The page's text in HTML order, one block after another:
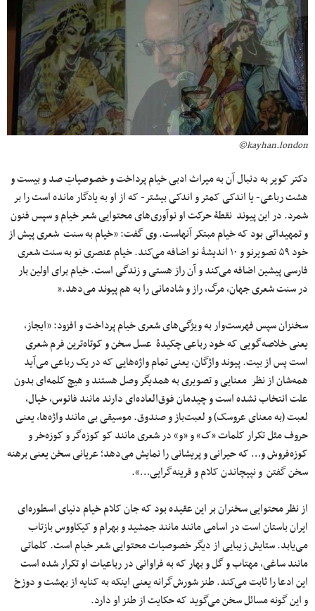
kayhan.london©
دکتر کویر به دنبال آن به میراث ادبی خیام پرداخت و خصوصیاتِ صد و بیست و
هشت رباعی- یا اندکی کمتر و اندکی بیشتر- که از او به یادگار مانده است را بر
شمرد. در این پیوند نقطۀ حرکت او نوآوری‌های محتوایی شعر خیام و سپس فنون
و تمهیداتی بود که خیام مبتکر آنهاست. وی گفت: «خیام به سنت شعری پیش از
خود ۵۹ تصویرنو و ۱۰ اندیشۀ نو اضافه می‌کند. خیام عنصری نو به سنت شعری
فارسی پیشین اضافه می‌کند و آن راز هستی و زندگی است. خیام برای اولین بار
در سنت شعری جهان، مرگ، راز و شادمانی را به هم پیوند می‌دهد.”
سخنزان سپس فهرست‌وار به ویژگی‌های شعری خیام پرداخت و افزود: «ایجاز،
یعنی خلاصه‌گویی که خود رباعی چکیدۀ عسل سخن و کوتاه‌ترین فرم شعری
است پس از بیت. پیوند واژگان، یعنی تمام واژه‌هایی که در یک رباعی می‌آید
همه‌شان از نظر معنایی و تصویری به همدیگر وصل هستند و هیچ کلمه‌ای بدون
علت انتخاب نشده است و چیدمان فوق‌العاده‌ای دارند مانند فانوس، خیال،
لعبت (به معنای عروسک) و لعبت‌باز و صندوق. موسیقی بی مانند واژه‌ها، یعنی
حروف مثل تکرار کلمات «ک» و «و» در شعری مانند کو کوزه‌گر و کوزه‌خر و
کوزه‌فروش و… که حیرانی و پریشانی را نمایش می‌دهد؛ عریانی سخن یعنی برهنه
سخن گفتن و نپیچاندن کلام و قرینه‌گرایی…».
از نظر محتوایی سخنران بر این عقیده بود که جان کلام خیام دنیای اسطوره‌ای
ایران باستان است در اسامی مانند مانند جمشید و بهرام و کیکاووس بازتاب
می‌یابد. ستایش زیبایی از دیگر خصوصیات محتوایی شعر خیام است. کلماتی
مانند ساغی، مهتاب و گل و بهار که به فراوانی در رباعیات او تکرار شده است
این ادعا را ثابت می‌کند. طنز شورش‌گرانه یعنی اینکه به کنایه از بهشت و دوزخ
و این گونه مسائل سخن می‌گوید که حکایت از طنز او دارد.